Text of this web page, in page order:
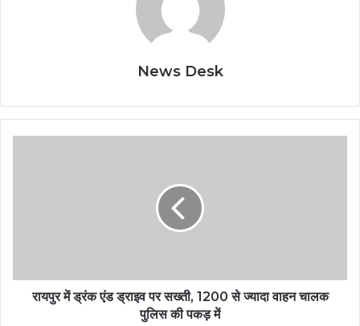
News Desk
रायपुर में ड्रंक एंड ड्राइव पर सख्ती, 1200 से ज्यादा वाहन चालक
पुलिस की पकड़ में